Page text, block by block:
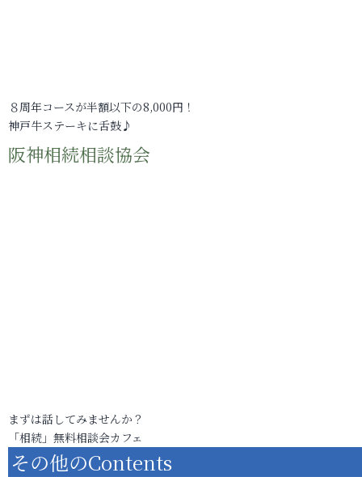
８周年コースが半額以下の8,000円！
神戸牛ステーキに舌鼓♪
阪神相続相談協会
まずは話してみませんか？
「相続」無料相談会カフェ
その他のContents